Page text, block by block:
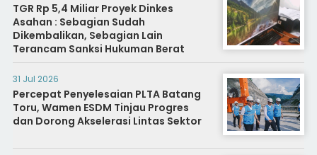
TGR Rp 5,4 Miliar Proyek Dinkes
Asahan : Sebagian Sudah
Dikembalikan, Sebagian Lain
Terancam Sanksi Hukuman Berat
31 Jul 2026
Percepat Penyelesaian PLTA Batang
Toru, Wamen ESDM Tinjau Progres
dan Dorong Akselerasi Lintas Sektor